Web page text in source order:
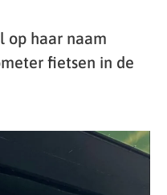
op haar naam
fietsen in de